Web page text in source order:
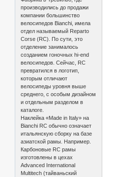
производились до продажи
компании большинство
велосипедов Bianchi, имела
отдел называемый Reparto
Corse (RC). По сути, это
отделение занималось
созданием гоночных hi-end
велосипедов. Сейчас, RC
превратился в логотип,
которым отличают
велосипеды уровня выше
среднего, c особым дизайном
и отдельным разделом в
каталоге.
Наклейка «Made in Italy» на
Bianchi RC обычно означает
итальянскую сборку на базе
азиатской рамы. Например.
Карбоновые RC рамы
изготовлены в цехах
Advanced International
Multitech (тайваньский